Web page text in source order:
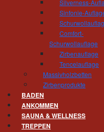
Silverness-
Sinfonie-
Comfort-
Schurwollauflage
Zirbenauflage
Tencelauflage
Massivholzbetten
Zirbenprodukte
BADEN
ANKOMMEN
SAUNA & WELLNESS
TREPPEN
der
in